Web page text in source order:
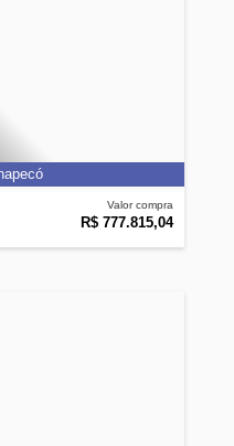
Valor compra
R$ 777.815,04